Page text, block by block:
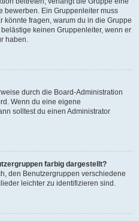
bewerben. Ein Gruppenleiter muss
könnte fragen, warum du in die Gruppe
keinen Gruppenleiter, wenn er
haben.
durch die Board-Administration
Wenn du eine eigene
solltest du einen Administrator
farbig dargestellt?
den Benutzergruppen verschiedene
leichter zu identifizieren sind.